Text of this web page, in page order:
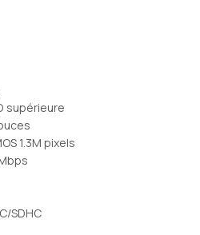
supérieure
1.3M pixels
SDHC